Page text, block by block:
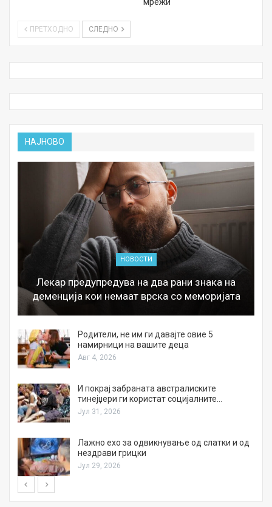
ПРЕТХОДНО СЛЕДНО
НАЈНОВО
НОВОСТИ
Лекар предупредува на два рани знака на
деменција кои немаат врска со меморијата
Родители, не им ги давајте овие 5
намирници на вашите деца
Авг 4, 2026
И покрај забраната австралиските
тинејџери ги користат социјалните…
Јул 31, 2026
Лажно ехо за одвикнување од слатки и од
нездрави грицки
Јул 29, 2026